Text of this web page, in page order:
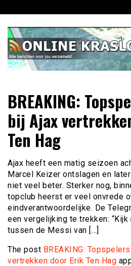
naar
inhoud
Online Krasloten
jou verzameld
BREAKING:
bij Ajax
Ten Hag
Ajax heeft een matig seizoen
Marcel Keizer ontslagen en
niet veel beter. Sterker nog,
topclub heerst er veel onvrede
eindverantwoordelijke. De
een vergelijking te trekken: “Kijk
tussen de Messi van […]
The post BREAKING:
vertrekken door Erik Ten Hag